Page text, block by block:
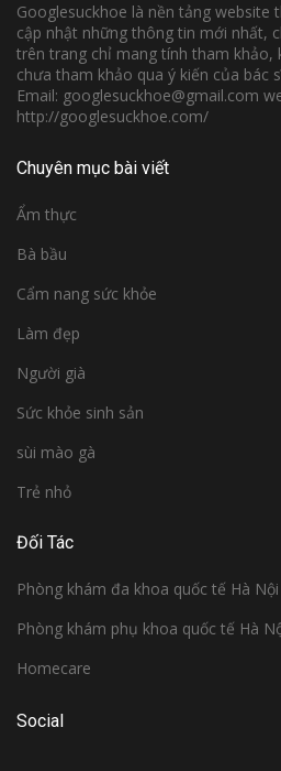
Googlesuckhoe là nền tảng website
cập nhật những thông tin mới nhất,
trên trang chỉ mang tính tham khảo,
chưa tham khảo qua ý kiến của bác
Email: googlesuckhoe@gmail.com
http://googlesuckhoe.com/
Chuyên mục bài viết
Ẩm thực
Bà bầu
Cẩm nang sức khỏe
Làm đẹp
Người già
Sức khỏe sinh sản
sùi mào gà
Trẻ nhỏ
Đối Tác
Phòng khám đa khoa quốc tế Hà Nội
Phòng khám phụ khoa quốc tế Hà
Homecare
Social